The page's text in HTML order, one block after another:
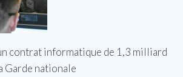
contrat informatique de 1,3 milliard
Garde nationale